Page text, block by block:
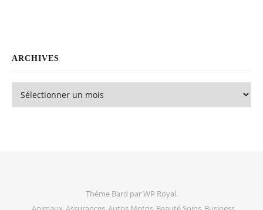
ARCHIVES
Archives
Thème Bard parWP Royal.